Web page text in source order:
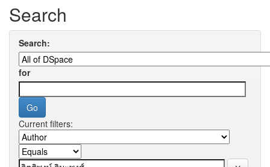
Search
Search:
for
Current filters: